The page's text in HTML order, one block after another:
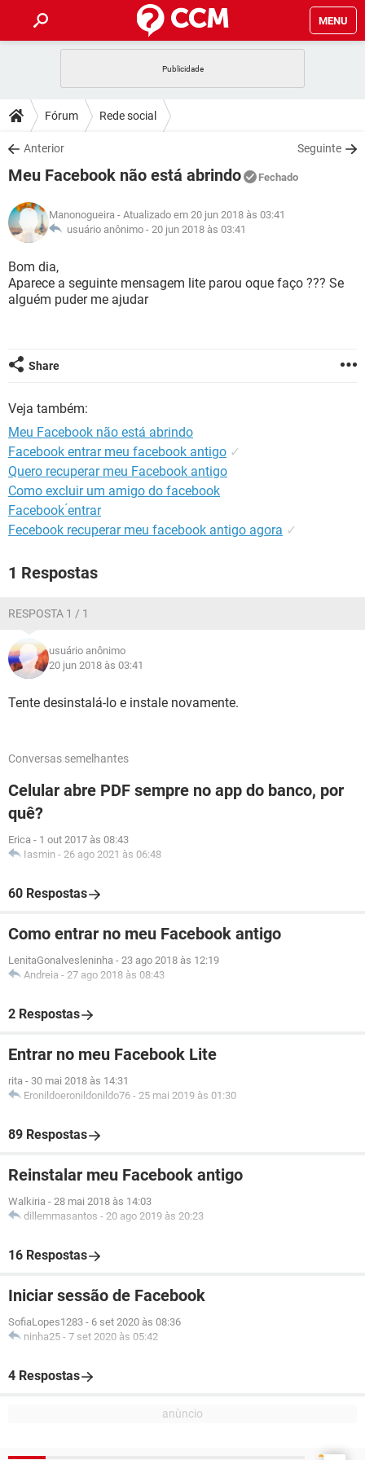
MENU
CELULAR
OUTLOOK
INSTAGRAM GMAIL
GUIA DE COMPRAS
DICAS
JOGOS
INSTAGRAM GMAIL
GUIA DE COMPRAS
DOWNLOADS
JOGOS WHATSAPP
CELULAR
OUTLOOK EXCEL
INSTAGRAM
GUIA DE COMPRAS
JOGOS WHATSAPP
CELULAR
OUTLOOK
INSTAGRAM
GLOSSÁRIO
JOGOS
CELULAR FACEBOOK
GUIA DE COMPRAS
Fórum Rede social
Anterior Seguinte
Meu Facebook não está abrindo Fechado
Manonogueira - Atualizado em 20 jun 2018 às 03:41
usuário anônimo - 20 jun 2018 às 03:41
Bom dia,
Aparece a seguinte mensagem lite parou oque faço ??? Se
alguém puder me ajudar
Share
Veja também:
Meu Facebook não está abrindo
Facebook entrar meu facebook antigo ✓
Quero recuperar meu Facebook antigo
Como excluir um amigo do facebook
Facebook ́entrar
Fecebook recuperar meu facebook antigo agora ✓
1 Respostas
RESPOSTA 1 / 1
usuário anônimo
20 jun 2018 às 03:41
Tente desinstalá-lo e instale novamente.
Conversas semelhantes
Celular abre PDF sempre no app do banco, por
quê?
Erica - 1 out 2017 às 08:43
Iasmin - 26 ago 2021 às 06:48
60 Respostas
Como entrar no meu Facebook antigo
LenitaGonalvesleninha - 23 ago 2018 às 12:19
Andreia - 27 ago 2018 às 08:43
2 Respostas
Entrar no meu Facebook Lite
rita - 30 mai 2018 às 14:31
Eronildoeronildonildo76 - 25 mai 2019 às 01:30
89 Respostas
Reinstalar meu Facebook antigo
Walkiria - 28 mai 2018 às 14:03
dillemmasantos - 20 ago 2019 às 20:23
16 Respostas
Iniciar sessão de Facebook
SofiaLopes1283 - 6 set 2020 às 08:36
ninha25 - 7 set 2020 às 05:42
4 Respostas